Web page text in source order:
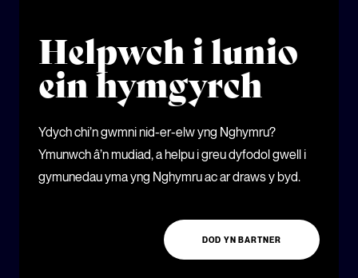
Helpwch i lunio
ein hymgyrch
Ydych chi’n gwmni nid-er-elw yng Nghymru?
Ymunwch â’n mudiad, a helpu i greu dyfodol gwell i
gymunedau yma yng Nghymru ac ar draws y byd.
DOD YN BARTNER